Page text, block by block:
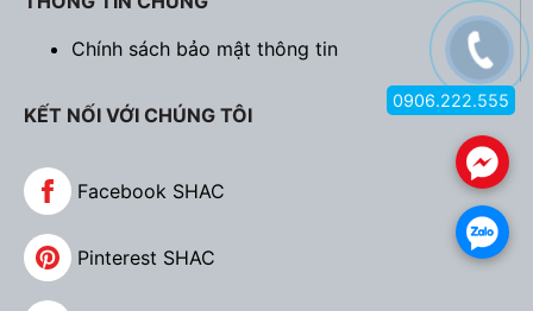
Chính sách bảo mật thông tin
KẾT NỐI VỚI CHÚNG TÔI
Facebook SHAC
Pinterest SHAC
.
.
0906.222.555